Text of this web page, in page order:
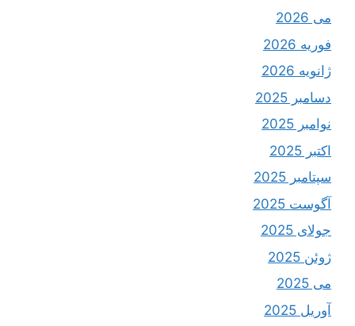
می 2026
فوریه 2026
ژانویه 2026
دسامبر 2025
نوامبر 2025
اکتبر 2025
سپتامبر 2025
آگوست 2025
جولای 2025
ژوئن 2025
می 2025
آوریل 2025